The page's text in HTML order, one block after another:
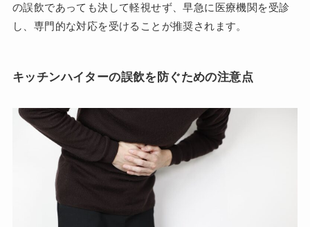
の誤飲であっても決して軽視せず、早急に医療機関を受診
し、専門的な対応を受けることが推奨されます。
キッチンハイターの誤飲を防ぐための注意点